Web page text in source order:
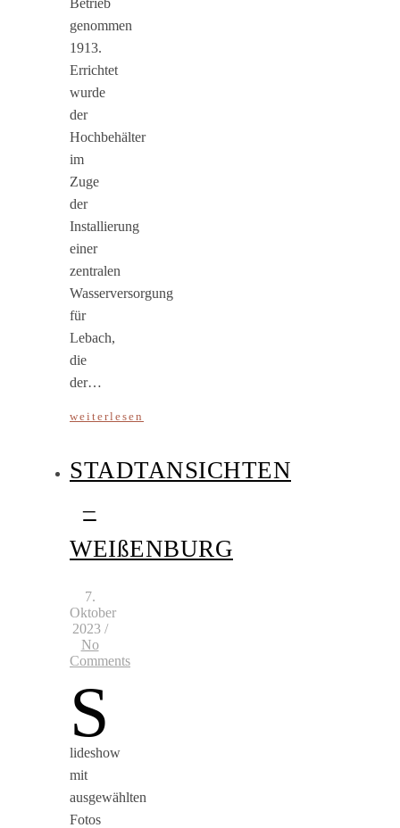
Betrieb
genommen
1913.
Errichtet
wurde
der
Hochbehälter
im
Zuge
der
Installierung
einer
zentralen
Wasserversorgung
für
Lebach,
die
der…
weiterlesen
STADTANSICHTEN
–
WEIßENBURG
7.
Oktober
2023 /
No
Comments
S
lideshow
mit
ausgewählten
Fotos